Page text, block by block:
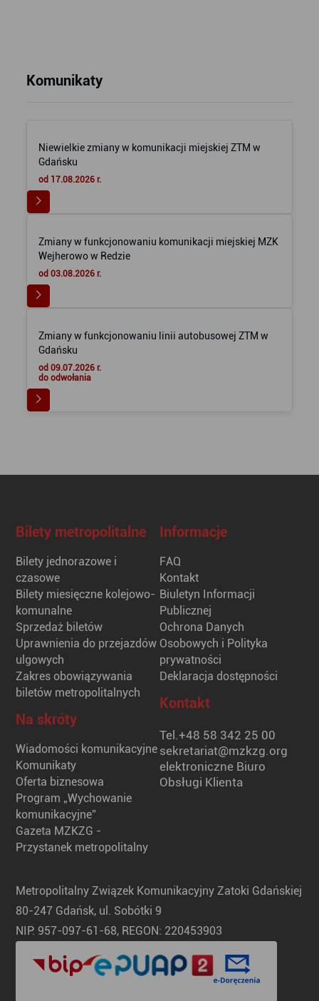
Komunikaty
Niewielkie zmiany w komunikacji miejskiej ZTM w
Gdańsku
od 17.08.2026 r.
Zmiany w funkcjonowaniu komunikacji miejskiej MZK
Wejherowo w Redzie
od 03.08.2026 r.
Zmiany w funkcjonowaniu linii autobusowej ZTM w
Gdańsku
od 09.07.2026 r.
do odwołania
Bilety metropolitalne
Bilety jednorazowe i
czasowe
Bilety miesięczne kolejowo-
komunalne
Sprzedaż biletów
Uprawnienia do przejazdów
ulgowych
Zakres obowiązywania
biletów metropolitalnych
Na skróty
Wiadomości komunikacyjne
Komunikaty
Oferta biznesowa
Program „Wychowanie
komunikacyjne”
Gazeta MZKZG -
Przystanek metropolitalny
Informacje
FAQ
Kontakt
Biuletyn Informacji
Publicznej
Ochrona Danych
Osobowych i Polityka
prywatności
Deklaracja dostępności
Kontakt
Tel.+48 58 342 25 00
sekretariat@mzkzg.org
elektroniczne Biuro
Obsługi Klienta
Metropolitalny Związek Komunikacyjny Zatoki Gdańskiej
80-247 Gdańsk, ul. Sobótki 9
NIP: 957-097-61-68, REGON: 220453903